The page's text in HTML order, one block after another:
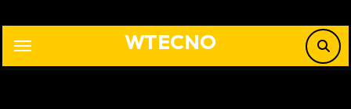
content
WTECNO